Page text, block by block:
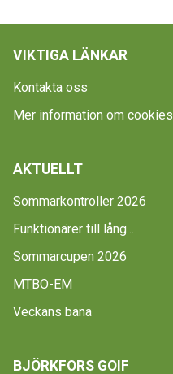
VIKTIGA LÄNKAR
Kontakta oss
Mer information om cookies
AKTUELLT
Sommarkontroller 2026
Funktionärer till lång...
Sommarcupen 2026
MTBO-EM
Veckans bana
BJÖRKFORS GOIF